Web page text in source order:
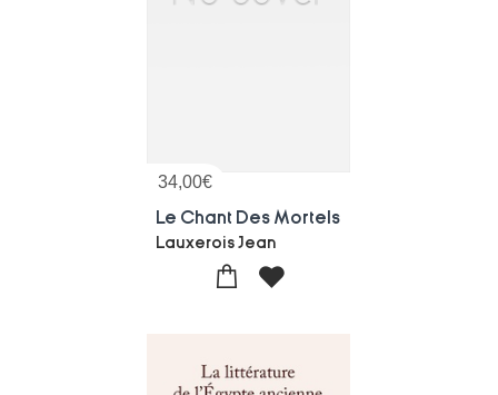
34,00€
Le Chant Des Mortels
Lauxerois Jean